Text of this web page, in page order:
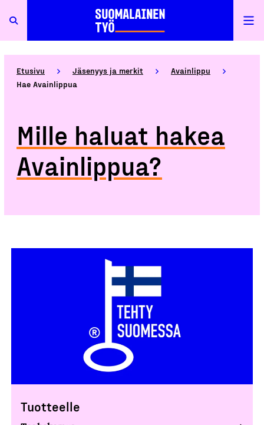
Etusivu Jäsenyys ja merkit
Avainlippu
Hae Avainlippua
Mille haluat hakea
Avainlippua?
Tuotteelle